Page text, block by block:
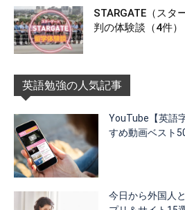
STARGATE（スタ
判の体験談（4件）
英語勉強の人気記事
YouTube【英語
すめ動画ベスト
今日から外国人